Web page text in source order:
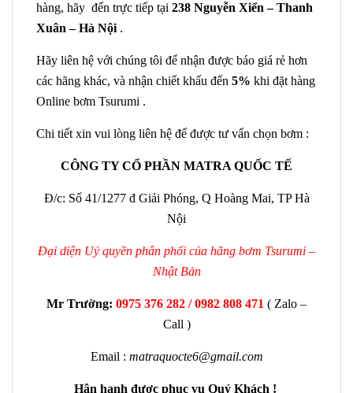
hàng, hãy đến trực tiếp tại 238 Nguyễn Xiển – Thanh
Xuân – Hà Nội .
Hãy liên hệ với chúng tôi để nhận được báo giá rẻ hơn
các hãng khác, và nhận chiết khấu đến 5% khi đặt hàng
Online bơm Tsurumi .
Chi tiết xin vui lòng liên hệ để được tư vấn chọn bơm :
CÔNG TY CỔ PHẦN MATRA QUỐC TẾ
Đ/c: Số 41/1277 đ Giải Phóng, Q Hoàng Mai, TP Hà
Nội
Đại diện Uỷ quyền phân phối của hãng bơm Tsurumi –
Nhật Bản
Mr Trường: 0975 376 282 / 0982 808 471 ( Zalo –
Call )
Email : matraquocte6@gmail.com
Hân hạnh được phục vụ Quý Khách !